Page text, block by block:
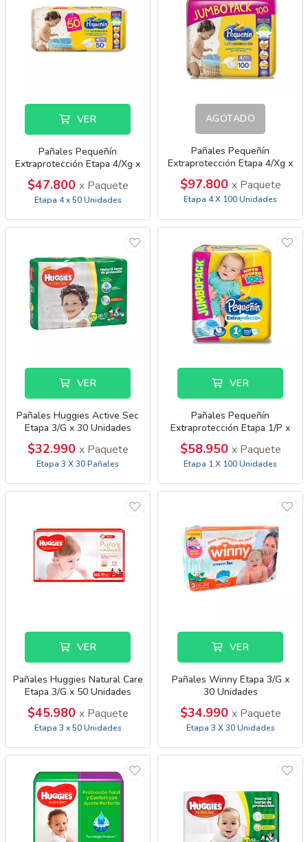
VER
Pañales Pequeñín
Extraprotección Etapa 4/Xg x
$47.800 x Paquete
Etapa 4 x 50 Unidades
AGOTADO
Pañales Pequeñín
Extraprotección Etapa 4/Xg x
$97.800 x Paquete
Etapa 4 X 100 Unidades
VER
Pañales Huggies Active Sec
Etapa 3/G x 30 Unidades
$32.990 x Paquete
Etapa 3 X 30 Pañales
VER
Pañales Pequeñín
Extraprotección Etapa 1/P x
$58.950 x Paquete
Etapa 1 X 100 Unidades
VER
Pañales Huggies Natural Care
Etapa 3/G x 50 Unidades
$45.980 x Paquete
Etapa 3 x 50 Unidades
VER
Pañales Winny Etapa 3/G x
30 Unidades
$34.990 x Paquete
Etapa 3 X 30 Unidades